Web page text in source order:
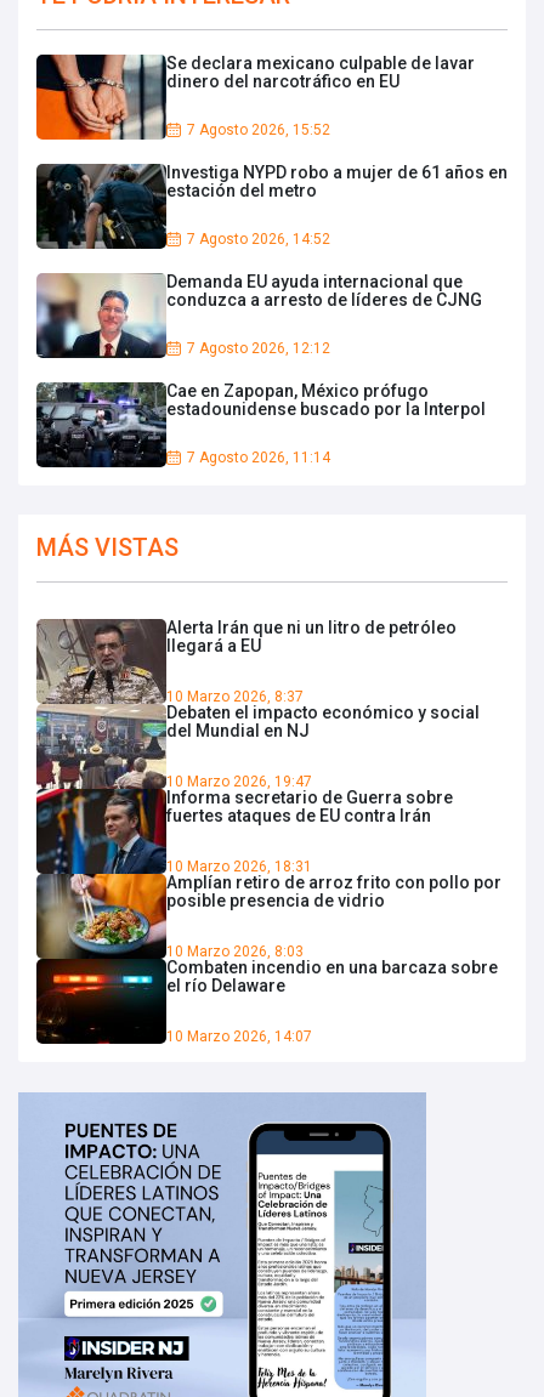
Se declara mexicano culpable de lavar
dinero del narcotráfico en EU
7 Agosto 2026, 15:52
Investiga NYPD robo a mujer de 61 años en
estación del metro
7 Agosto 2026, 14:52
Demanda EU ayuda internacional que
conduzca a arresto de líderes de CJNG
7 Agosto 2026, 12:12
Cae en Zapopan, México prófugo
estadounidense buscado por la Interpol
7 Agosto 2026, 11:14
MÁS VISTAS
Alerta Irán que ni un litro de petróleo
llegará a EU
10 Marzo 2026, 8:37
Debaten el impacto económico y social
del Mundial en NJ
10 Marzo 2026, 19:47
Informa secretario de Guerra sobre
fuertes ataques de EU contra Irán
10 Marzo 2026, 18:31
Amplían retiro de arroz frito con pollo por
posible presencia de vidrio
10 Marzo 2026, 8:03
Combaten incendio en una barcaza sobre
el río Delaware
10 Marzo 2026, 14:07